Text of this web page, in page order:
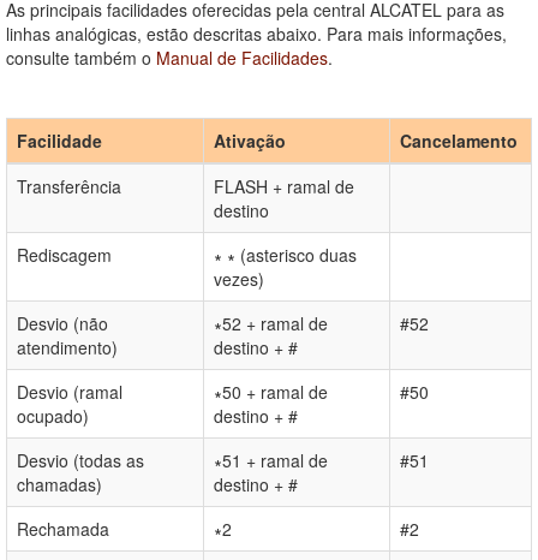
As principais facilidades oferecidas pela central ALCATEL para as
linhas analógicas, estão descritas abaixo. Para mais informações,
consulte também o Manual de Facilidades.
Facilidade Ativação
Cancelamento
Transferência
FLASH + ramal de
destino
Rediscagem
∗ ∗ (asterisco duas
vezes)
Desvio (não
atendimento)
∗52 + ramal de
destino + #
#52
Desvio (ramal
ocupado)
∗50 + ramal de
destino + #
#50
Desvio (todas as
chamadas)
∗51 + ramal de
destino + #
#51
Rechamada ∗2
#2